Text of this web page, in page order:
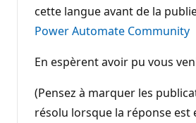
cette langue avant de la
Power Automate Community
En espèrent avoir pu vous
(Pensez à marquer les
résolu lorsque la réponse est